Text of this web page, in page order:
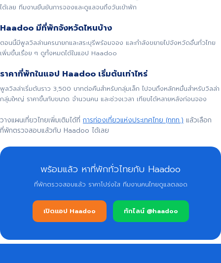
ได้เลย ทีมงานยืนยันการจองและดูแลจนถึงวันเข้าพัก
Haadoo มีที่พักจังหวัดไหนบ้าง
ตอนนี้มีพูลวิลล่านครนายกและสระบุรีพร้อมจอง และกำลังขยายไปจังหวัดอื่นทั่วไทย
เพิ่มขึ้นเรื่อย ๆ ดูทั้งหมดได้ในแอป Haadoo
ราคาที่พักในแอป Haadoo เริ่มต้นเท่าไหร่
พูลวิลล่าเริ่มต้นราว 3,500 บาทต่อคืนสำหรับกลุ่มเล็ก ไปจนถึงหลักหมื่นสำหรับวิลล่า
กลุ่มใหญ่ ราคาขึ้นกับขนาด จำนวนคน และช่วงเวลา เทียบได้หลายหลังก่อนจอง
วางแผนเที่ยวไทยเพิ่มเติมได้ที่ การท่องเที่ยวแห่งประเทศไทย (ททท.) แล้วเลือก
ที่พักตรวจสอบแล้วกับ Haadoo ได้เลย
พร้อมแล้ว หาที่พักทั่วไทยกับ Haadoo
ที่พักตรวจสอบแล้ว ราคาโปร่งใส ทีมงานคนไทยดูแลตลอด
เปิดแอป Haadoo ทักไลน์ @haadoo